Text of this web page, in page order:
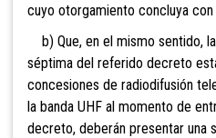
cuyo otorgamiento concluya
b) Que, en el mismo sentido,
séptima del referido decreto
concesiones de radiodifusión
la banda UHF al momento de
decreto, deberán presentar una